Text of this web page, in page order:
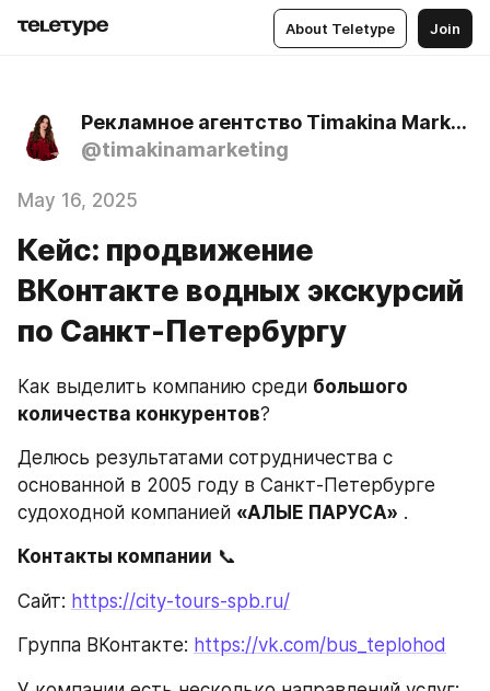
About Teletype Join
Рекламное агентство Timakina Marketing
@timakinamarketing
May 16, 2025
Кейс: продвижение
ВКонтакте водных экскурсий
по Санкт-Петербургу
Как выделить компанию среди большого
количества конкурентов?
Делюсь результатами сотрудничества с
основанной в 2005 году в Санкт-Петербурге
судоходной компанией «АЛЫЕ ПАРУСА» .
Контакты компании 📞
Сайт: https://city-tours-spb.ru/
Группа ВКонтакте: https://vk.com/bus_teplohod